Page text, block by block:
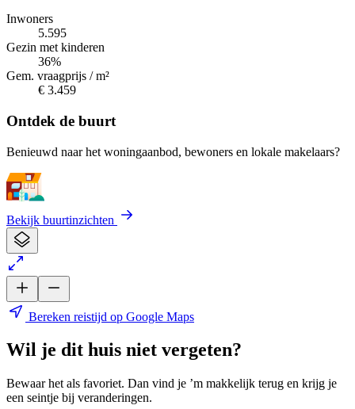
Inwoners
5.595
Gezin met kinderen
36%
Gem. vraagprijs / m²
€ 3.459
Ontdek de buurt
Benieuwd naar het woningaanbod, bewoners en lokale makelaars?
Bekijk buurtinzichten
Bereken reistijd op Google Maps
Wil je dit huis niet vergeten?
Bewaar het als favoriet. Dan vind je ’m makkelijk terug en krijg je
een seintje bij veranderingen.